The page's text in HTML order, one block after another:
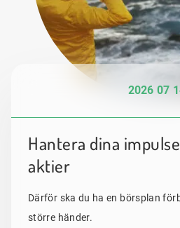
2026 07
Hantera dina
aktier
Därför ska du ha en börsplan
större händer.